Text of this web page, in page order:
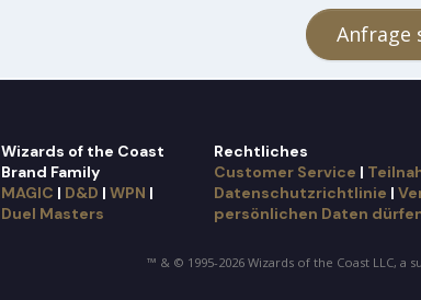
Anfrage
Wizards of the Coast
Brand Family
MAGIC | D&D | WPN |
Duel Masters
Rechtliches
Customer Service |
Datenschutzrichtlinie |
persönlichen Daten
™ & © 1995-2026 Wizards of the Coast LLC, a